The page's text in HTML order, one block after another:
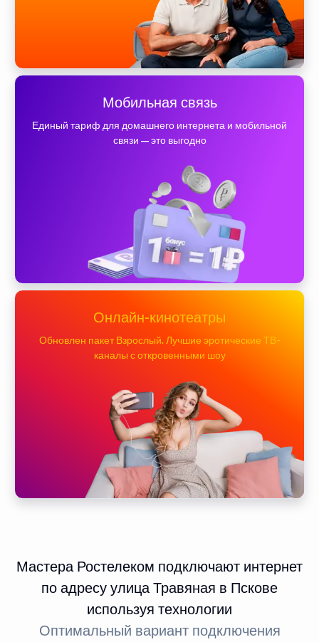
Мобильная связь
Единый тариф для домашнего интернета и мобильной
связи — это выгодно
Онлайн-кинотеатры
Обновлен пакет Взрослый. Лучшие эротические ТВ-
каналы с откровенными шоу
Мастера Ростелеком подключают интернет
по адресу улица Травяная в Пскове
используя технологии
Оптимальный вариант подключения